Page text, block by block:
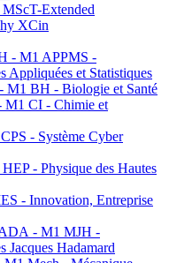
Extended
XCin
- M1 APPMS -
Appliquées et Statistiques
BH - Biologie et Santé
CI - Chimie et
- Système Cyber
- Physique des Hautes
- Innovation, Entreprise
- M1 MJH -
Jacques Hadamard